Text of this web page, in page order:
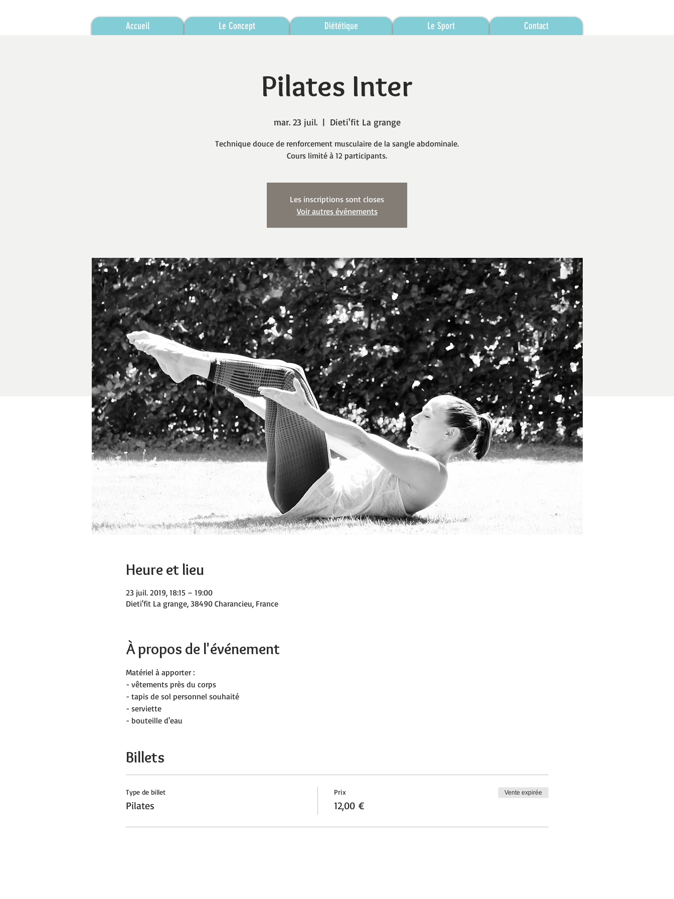
Accueil Le Concept Diététique Le Sport Contact
Pilates Inter
mar. 23 juil.
  |
Dieti'fit La grange
Technique douce de renforcement musculaire de la sangle abdominale.
Cours limité à 12 participants.
Les inscriptions sont closes
Voir autres événements
Heure et lieu
23 juil. 2019, 18:15 – 19:00
Dieti'fit La grange, 38490 Charancieu, France
À propos de l'événement
Matériel à apporter :
- vêtements près du corps
- tapis de sol personnel souhaité
- serviette
- bouteille d'eau
Billets
Type de billet
Pilates
Prix
12,00 €
Vente expirée